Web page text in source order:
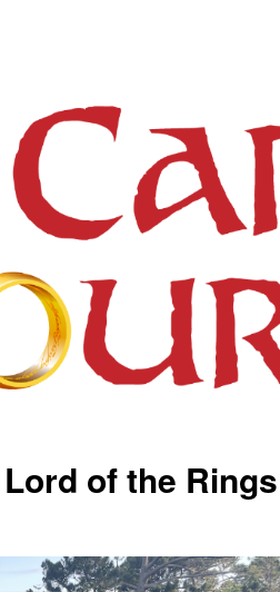
of the Rings